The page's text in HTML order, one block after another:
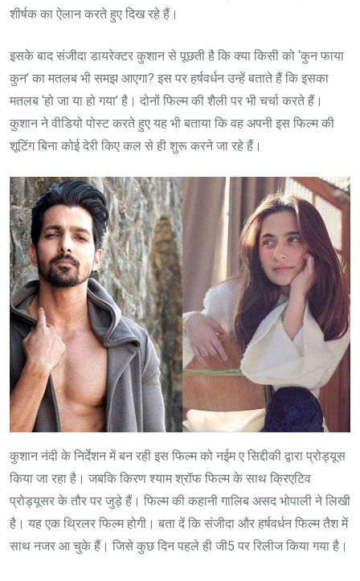
शीर्षक का ऐलान करते हुए दिख रहे हैं।
इसके बाद संजीदा डायरेक्टर कुशान से पूछती है कि क्या किसी को ‘कुन फाया
कुन’ का मतलब भी समझ आएगा? इस पर हर्षवर्धन उन्हें बताते हैं कि इसका
मतलब ‘हो जा या हो गया’ है। दोनों फिल्म की शैली पर भी चर्चा करते हैं।
कुशान ने वीडियो पोस्ट करते हुए यह भी बताया कि वह अपनी इस फिल्म की
शूटिंग बिना कोई देरी किए कल से ही शुरू करने जा रहे हैं।
कुशान नंदी के निर्देशन में बन रही इस फिल्म को नईम ए सिद्दीकी द्वारा प्रोड्यूस
किया जा रहा है। जबकि किरण श्याम श्रॉफ फिल्म के साथ क्रिएटिव
प्रोड्यूसर के तौर पर जुड़े हैं। फिल्म की कहानी गालिब असद भोपाली ने लिखी
है। यह एक थ्रिलर फिल्म होगी। बता दें कि संजीदा और हर्षवर्धन फिल्म तैश में
साथ नजर आ चुके हैं। जिसे कुछ दिन पहले ही जी5 पर रिलीज किया गया है।